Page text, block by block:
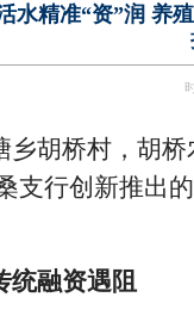
水精准“资”润
乡胡桥村，胡
支行创新推出
统融资遇阻